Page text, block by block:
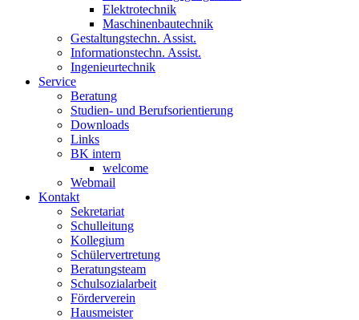
Elektrotechnik
Maschinenbautechnik
Gestaltungstechn. Assist.
Informationstechn. Assist.
Ingenieurtechnik
Service
Beratung
Studien- und Berufsorientierung
Downloads
Links
BK intern
welcome
Webmail
Kontakt
Sekretariat
Schulleitung
Kollegium
Schülervertretung
Beratungsteam
Schulsozialarbeit
Förderverein
Hausmeister